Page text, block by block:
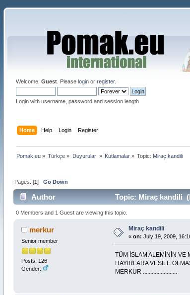
Welcome, Guest. Please loginor register.
Login with username, password and session length
Home Help Login Register
Pomak.eu» Türkçe » Duyurular » Kutlamalar» Topic: Miraç kandili
Pages: [1] Go Down
Author Topic: Miraç kandili
0 Members and 1 Guest are viewing this topic.
merkur
Senior member
Posts: 126
Gender:
Miraç kandili
« on: July 19, 2009,
TÜM İSLAM ALEMİNİN VE
HAYIRLARA VESİLE
MERKUR .......................